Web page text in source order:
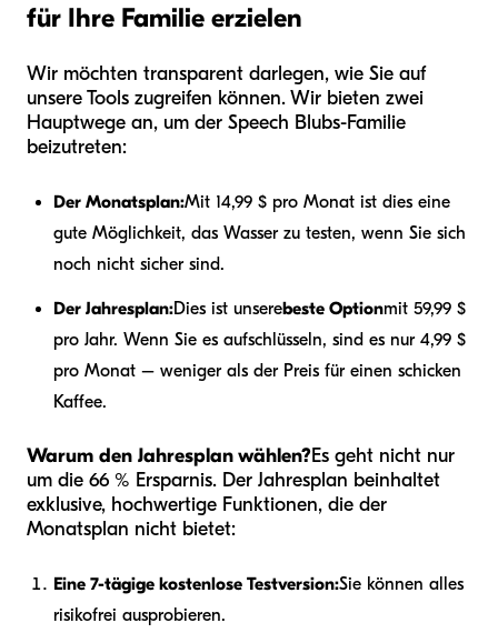
für Ihre Familie erzielen
Wir möchten transparent darlegen, wie Sie auf
unsere Tools zugreifen können. Wir bieten zwei
Hauptwege an, um der Speech Blubs-Familie
beizutreten:
Der Monatsplan:Mit 14,99 $ pro Monat ist dies eine
gute Möglichkeit, das Wasser zu testen, wenn Sie sich
noch nicht sicher sind.
Der Jahresplan:Dies ist unserebeste Optionmit 59,99 $
pro Jahr. Wenn Sie es aufschlüsseln, sind es nur 4,99 $
pro Monat – weniger als der Preis für einen schicken
Kaffee.
Warum den Jahresplan wählen?Es geht nicht nur
um die 66 % Ersparnis. Der Jahresplan beinhaltet
exklusive, hochwertige Funktionen, die der
Monatsplan nicht bietet:
Eine 7-tägige kostenlose Testversion:Sie können alles
risikofrei ausprobieren.